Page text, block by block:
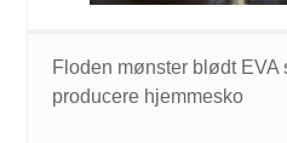
Floden mønster blødt EVA
producere hjemmesko